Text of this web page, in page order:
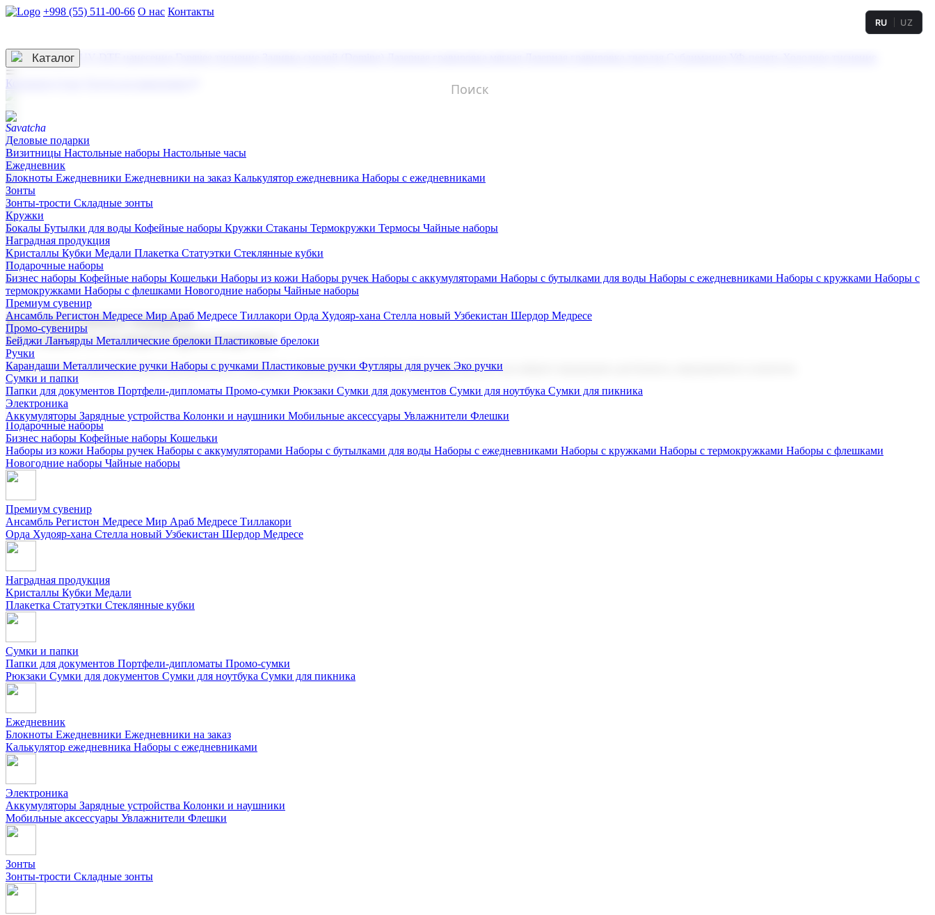
+998 (55) 511-00-66 О нас Контакты
3D гравировка
RU UZ
☰
Контакты
Каталог
Деловые подарки
Визитницы Настольные наборы Настольные часы
Ежедневник
Блокноты Ежедневники Ежедневники на заказ Калькулятор ежедневника Наборы с ежедневниками
Зонты
Зонты-трости Складные зонты
Кружки
Бокалы Бутылки для воды Кофейные наборы Кружки Стаканы Термокружки Термосы Чайные наборы
Наградная продукция
Kристаллы Кубки Медали Плакетка Статуэтки Стеклянные кубки
Подарочные наборы
Бизнес наборы Кофейные наборы Кошельки Наборы из кожи Наборы ручек Наборы с аккумуляторами Наборы с бутылками для воды Наборы с ежедневниками Наборы с кружками Наборы с
термокружками Наборы с флешками Новогодние наборы Чайные наборы
Премиум сувенир
Ансамбль Регистон Медресе Мир Араб Медресе Тиллакори Орда Худояр-хана Стелла новый Узбекистан Шердор Медресе
Промо-сувениры
Бейджи Ланъярды Металлические брелоки Пластиковые брелоки
Ручки
Карандаши Металлические ручки Наборы с ручками Пластиковые ручки Футляры для ручек Эко ручки
Сумки и папки
Папки для документов Портфели-дипломаты Промо-сумки Рюкзаки Сумки для документов Сумки для ноутбука Сумки для пикника
Электроника
Аккумуляторы Зарядные устройства Колонки и наушники Мобильные аксессуары Увлажнители Флешки
Корпоративные подарки
Поставка со склада и производство
Мы предлагаем широкий выбор корпоративных подарков и сувениров с логотипом. В нашем каталоге вы найдете продукцию для бизнеса, мероприятия и клиентов.
Подарочные наборы
Бизнес наборы Кофейные наборы Кошельки
Наборы из кожи Наборы ручек Наборы с аккумуляторами Наборы с бутылками для воды Наборы с ежедневниками Наборы с кружками Наборы с термокружками Наборы с флешками
Новогодние наборы Чайные наборы
Премиум сувенир
Ансамбль Регистон Медресе Мир Араб Медресе Тиллакори
Орда Худояр-хана Стелла новый Узбекистан Шердор Медресе
Наградная продукция
Kристаллы Кубки Медали
Плакетка Статуэтки Стеклянные кубки
Сумки и папки
Папки для документов Портфели-дипломаты Промо-сумки
Рюкзаки Сумки для документов Сумки для ноутбука Сумки для пикника
Ежедневник
Блокноты Ежедневники Ежедневники на заказ
Калькулятор ежедневника Наборы с ежедневниками
Электроника
Аккумуляторы Зарядные устройства Колонки и наушники
Мобильные аксессуары Увлажнители Флешки
Зонты
Зонты-трости Складные зонты